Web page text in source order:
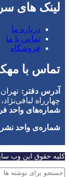
لینک های
درباره ما
تماس با ما
فروشگاه
تماس با
آدرس دفتر:
چهارراه لبافی‌نژاد،
شماره‌های واحد
شماره‌‌ی واحد
کلیه حقوق این وب